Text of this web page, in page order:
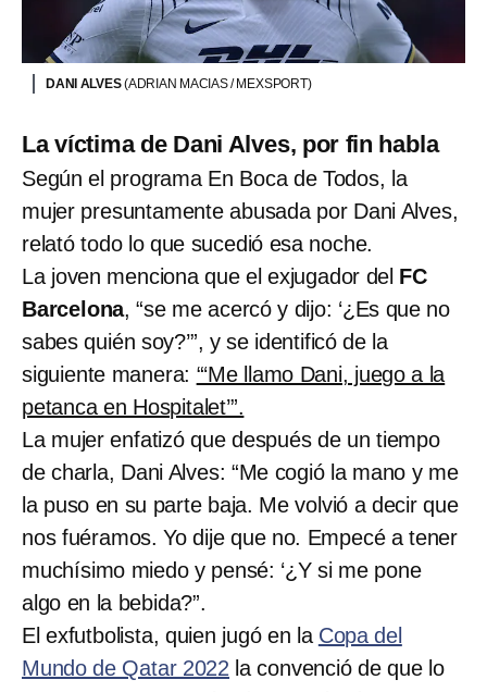
DANI ALVES(ADRIAN MACIAS / MEXSPORT)
La víctima de Dani Alves, por fin habla
Según el programa En Boca de Todos, la
mujer presuntamente abusada por Dani Alves,
relató todo lo que sucedió esa noche.
La joven menciona que el exjugador del FC
Barcelona, “se me acercó y dijo: ‘¿Es que no
sabes quién soy?’”, y se identificó de la
siguiente manera: “‘Me llamo Dani, juego a la
petanca en Hospitalet’”.
La mujer enfatizó que después de un tiempo
de charla, Dani Alves: “Me cogió la mano y me
la puso en su parte baja. Me volvió a decir que
nos fuéramos. Yo dije que no. Empecé a tener
muchísimo miedo y pensé: ‘¿Y si me pone
algo en la bebida?”.
El exfutbolista, quien jugó en la Copa del
Mundo de Qatar 2022 la convenció de que lo